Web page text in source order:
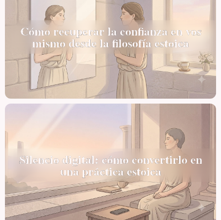
Cómo recuperar la confianza en vos
mismo desde la filosofía estoica
Silencio digital: cómo convertirlo en
una práctica estoica